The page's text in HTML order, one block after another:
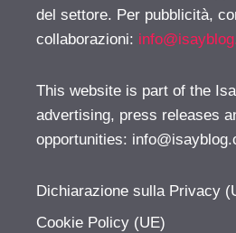
del settore. Per pubblicità,
collaborazioni:
This website is part of the
advertising, press releases
opportunities:
Dichiarazione sulla Privacy
Cookie Policy (UE)